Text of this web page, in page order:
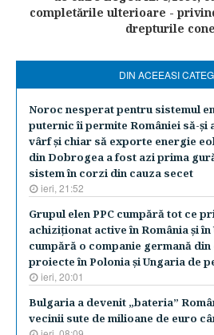
completările ulterioare -
drepturile
DIN ACEEASI
Noroc nesperat pentru sistemul
puternic îi permite României să-şi
vârf şi chiar să exporte energie
din Dobrogea a fost azi prima
sistem în corzi din cauza secet
ieri, 21:52
Grupul elen PPC cumpără tot ce
achiziţionat active în România şi în
cumpără o companie germană
proiecte în Polonia şi Ungaria de
ieri, 20:01
Bulgaria a devenit „bateria”
vecinii sute de milioane de euro